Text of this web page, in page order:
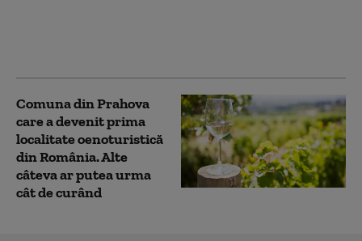
Comuna din Prahova
care a devenit prima
localitate oenoturistică
din România. Alte
câteva ar putea urma
cât de curând